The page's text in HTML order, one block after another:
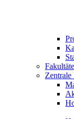
Zentrale